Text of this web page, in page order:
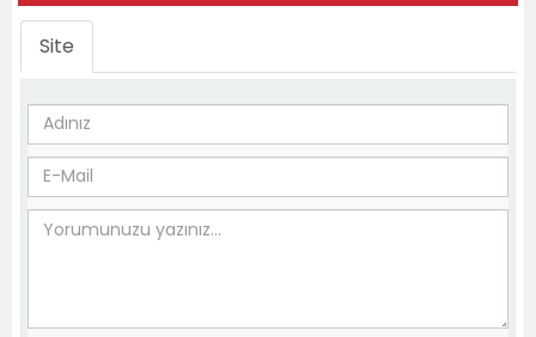
Site